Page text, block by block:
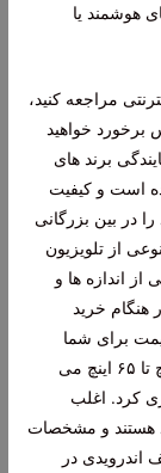
هوشمند یا
مراجعه کنید،
خواهید
برند های
است و کیفیت
در بین بزرگانی
از تلویزیون
اندازه ها و
هنگام خرید
برای شما
وجود خواهد داشت. تلویزیون جی پلاس را از ۳۲ اینچ تا ۶۵ اینچ می
و خریداری کرد. اغلب
هستند و مشخصات
اندرویدی در